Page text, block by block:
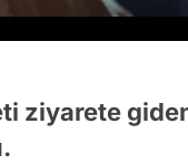
ziyarete